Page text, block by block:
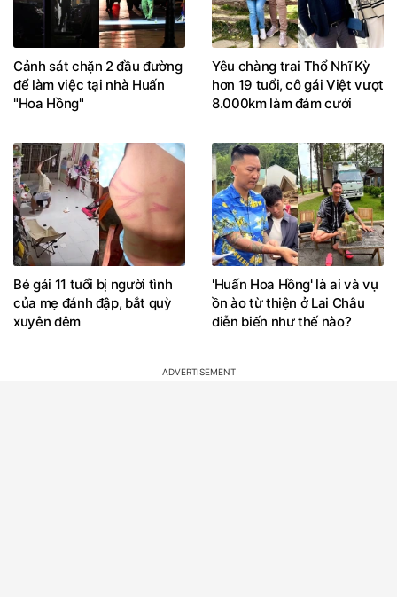
Cảnh sát chặn 2 đầu đường
để làm việc tại nhà Huấn
"Hoa Hồng"
Yêu chàng trai Thổ Nhĩ Kỳ
hơn 19 tuổi, cô gái Việt vượt
8.000km làm đám cưới
Bé gái 11 tuổi bị người tình
của mẹ đánh đập, bắt quỳ
xuyên đêm
'Huấn Hoa Hồng' là ai và vụ
ồn ào từ thiện ở Lai Châu
diễn biến như thế nào?